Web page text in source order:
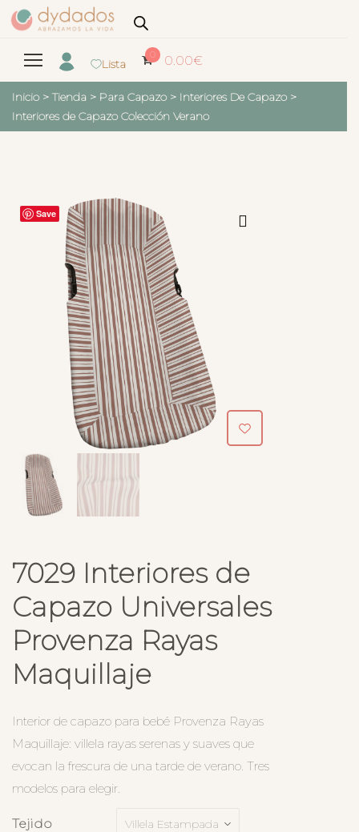
Lista
0 0.00€
Inicio > Tienda > Para Capazo > Interiores De Capazo >
Interiores de Capazo Colección Verano
Save
7029 Interiores de
Capazo Universales
Provenza Rayas
Maquillaje
Interior de capazo para bebé Provenza Rayas
Maquillaje: villela rayas serenas y suaves que
evocan la frescura de una tarde de verano. Tres
modelos para elegir.
Tejido